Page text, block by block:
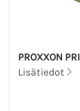
PROXXON
Lisätiedot